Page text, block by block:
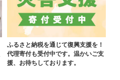
ふるさと納税を通じて復興支援を！
代理寄付も受付中です。温かいご支
援、お待ちしております。